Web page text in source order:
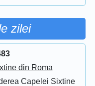
zilei
din Roma
Capelei Sixtine